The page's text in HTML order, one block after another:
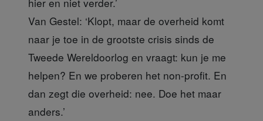
Van Gestel: ‘Klopt, maar de overheid komt
naar je toe in de grootste crisis sinds de
Tweede Wereldoorlog en vraagt: kun je me
helpen? En we proberen het non-profit. En
dan zegt die overheid: nee. Doe het maar
anders.’